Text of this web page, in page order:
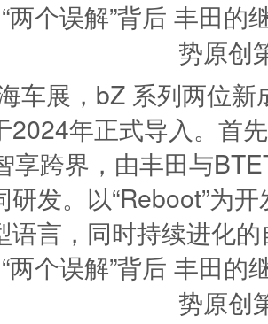
车展，bZ 系列两位
2024年正式导入。首
享跨界，由丰田与
研发。以“Reboot”为
语言，同时持续进化